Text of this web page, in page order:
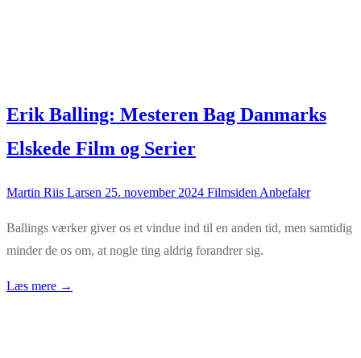
Erik Balling: Mesteren Bag Danmarks
Elskede Film og Serier
Martin Riis Larsen 25. november 2024 Filmsiden Anbefaler
Ballings værker giver os et vindue ind til en anden tid, men samtidig
minder de os om, at nogle ting aldrig forandrer sig.
Læs mere →